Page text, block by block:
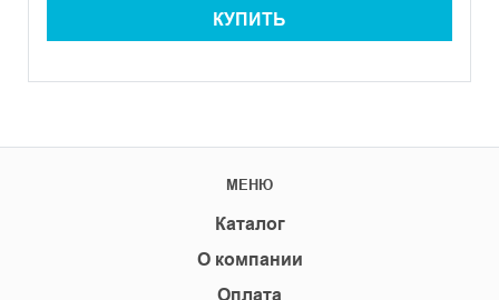
КУПИТЬ
МЕНЮ
Каталог
О компании
Оплата